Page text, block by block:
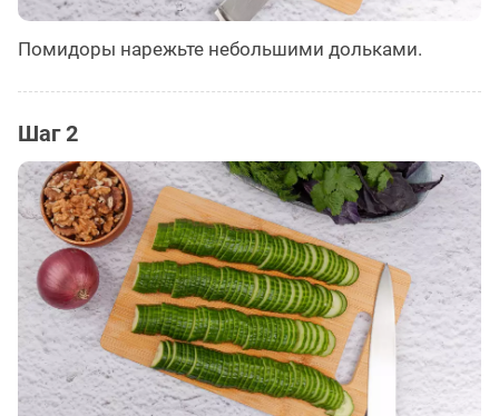
Помидоры нарежьте небольшими дольками.
Шаг 2